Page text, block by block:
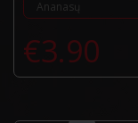
€3.90